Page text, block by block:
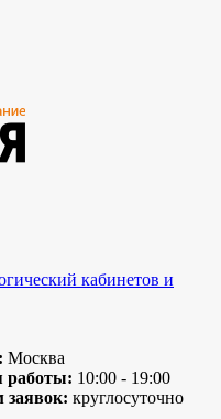
кабинетов и
Москва
работы: 10:00 - 19:00
заявок: круглосуточно